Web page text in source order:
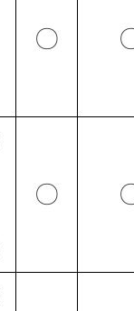
〇
〇